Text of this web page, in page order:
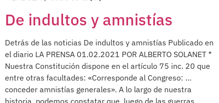
De indultos y amnistías
Detrás de las noticias De indultos y amnistías Publicado en
el diario LA PRENSA 01.02.2021 POR ALBERTO SOLANET *
Nuestra Constitución dispone en el artículo 75 inc. 20 que
entre otras facultades: «Corresponde al Congreso: …
conceder amnistías generales». A lo largo de nuestra
historia, podemos constatar que, luego de las guerras